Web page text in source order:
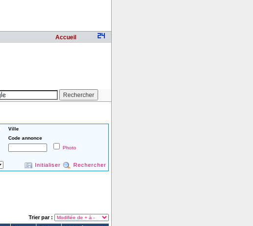
Accueil
Ville
Code annonce
Photo
Initialiser Rechercher
Trier par :